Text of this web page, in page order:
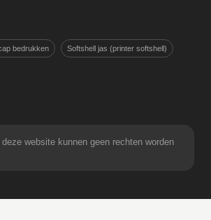
bedrukken Softshell jas (printer softshell)
website kunnen geen rechten worden